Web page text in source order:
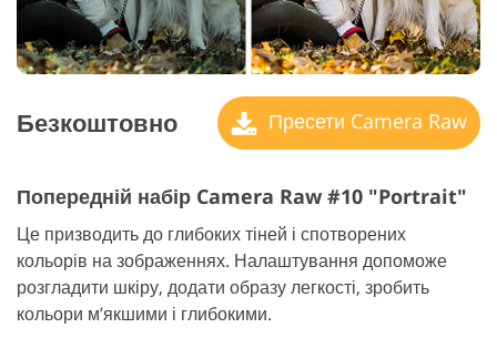
Безкоштовно Пресети Camera Raw
Попередній набір Camera Raw #10 "Portrait"
Це призводить до глибоких тіней і спотворених
кольорів на зображеннях. Налаштування допоможе
розгладити шкіру, додати образу легкості, зробить
кольори м’якшими і глибокими.